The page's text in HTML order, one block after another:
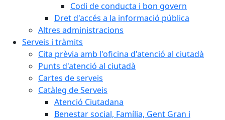
Codi de conducta i bon govern
Dret d'accés a la informació pública
Altres administracions
Serveis i tràmits
Cita prèvia amb l'oficina d'atenció al ciutadà
Punts d'atenció al ciutadà
Cartes de serveis
Catàleg de Serveis
Atenció Ciutadana
Benestar social, Família, Gent Gran i